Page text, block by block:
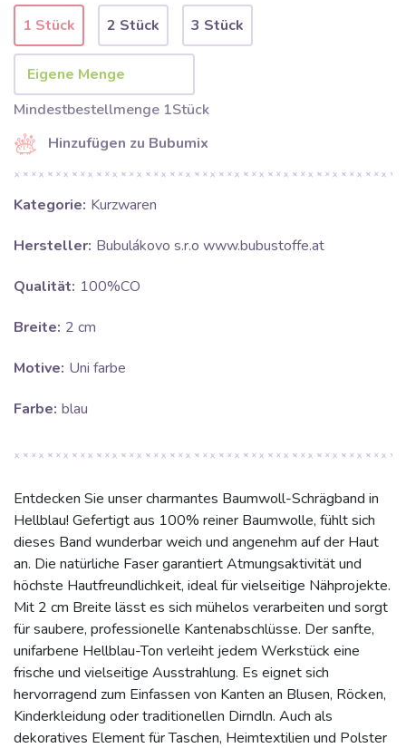
1 Stück 2 Stück 3 Stück
Mindestbestellmenge 1Stück
Hinzufügen zu Bubumix
Kategorie: Kurzwaren
Hersteller: Bubulákovo s.r.o www.bubustoffe.at
Qualität: 100%CO
Breite: 2 cm
Motive: Uni farbe
Farbe: blau
Entdecken Sie unser charmantes Baumwoll-Schrägband in
Hellblau! Gefertigt aus 100% reiner Baumwolle, fühlt sich
dieses Band wunderbar weich und angenehm auf der Haut
an. Die natürliche Faser garantiert Atmungsaktivität und
höchste Hautfreundlichkeit, ideal für vielseitige Nähprojekte.
Mit 2 cm Breite lässt es sich mühelos verarbeiten und sorgt
für saubere, professionelle Kantenabschlüsse. Der sanfte,
unifarbene Hellblau-Ton verleiht jedem Werkstück eine
frische und vielseitige Ausstrahlung. Es eignet sich
hervorragend zum Einfassen von Kanten an Blusen, Röcken,
Kinderkleidung oder traditionellen Dirndln. Auch als
dekoratives Element für Taschen, Heimtextilien und Polster